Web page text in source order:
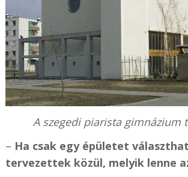
A szegedi piarista gimnázium
– Ha csak egy épületet
tervezettek közül, melyik lenne